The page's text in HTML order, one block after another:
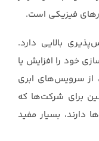
فیزیکی است.‏
بالایی دارد.
خود را افزایش یا
از سرویس‌های ابری
برای شرکت‌ها که
دارند، ‏بسیار مفید